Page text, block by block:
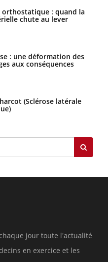
: quand la
chute au lever
: une déformation des
aux conséquences
(Sclérose latérale
jour toute l'actualité
en exercice et les